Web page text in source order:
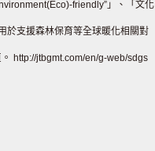
friendly”」、「文化
於支援森林保育等全球暖化相關對
http://jtbgmt.com/en/g-web/sdgs